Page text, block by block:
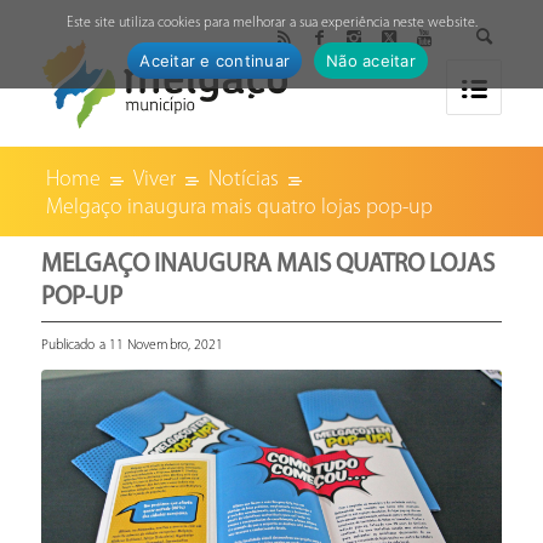
Home Viver
Notícias
Melgaço inaugura mais quatro lojas pop-up
MELGAÇO INAUGURA MAIS QUATRO LOJAS
POP-UP
Publicado a 11 Novembro, 2021
Este site utiliza cookies para melhorar a sua experiência neste website.
Aceitar e continuar Não aceitar